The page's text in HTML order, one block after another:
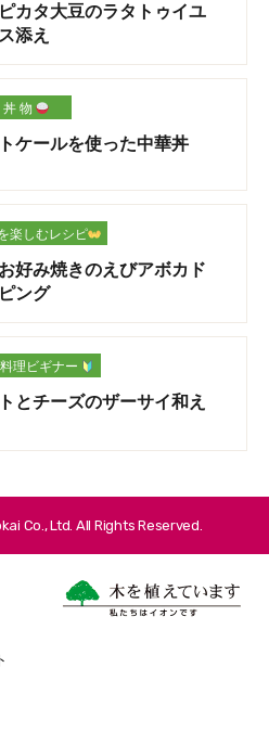
カタ大豆のラタトゥイユ
添え
丼 物
ケールを使った中華丼
楽しむレシピ
好み焼きのえびアボカド
ング
理ビギナー
トとチーズのザーサイ和え
Co., Ltd. All Rights Reserved.